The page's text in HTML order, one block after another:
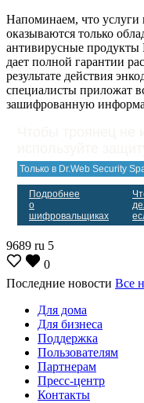
Напоминаем, что
оказываются только
антивирусные
дает полной гарантии
результате действия
специалисты приложат
зашифрованную
Только в Dr.Web Security
Подробнее
о
шифровальщиках
9689 ru 5
0
Последние новости Все
Для дома
Для бизнеса
Поддержка
Пользователям
Партнерам
Пресс-центр
Контакты